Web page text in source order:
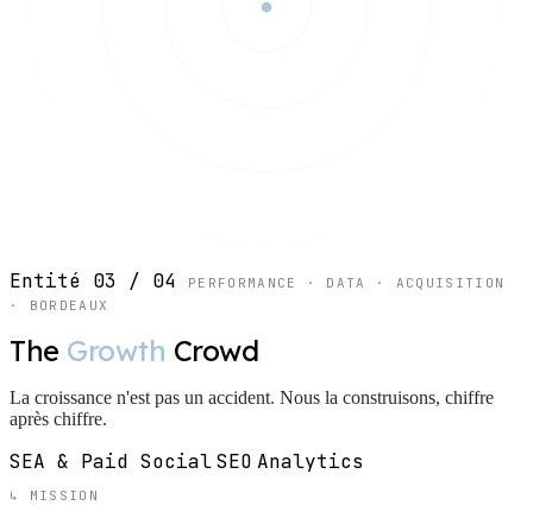
Entité 03 / 04
PERFORMANCE · DATA · ACQUISITION
· BORDEAUX
The Growth Crowd
La croissance n'est pas un accident. Nous la construisons, chiffre
après chiffre.
SEA & Paid SocialSEO Analytics
↳ MISSION